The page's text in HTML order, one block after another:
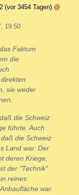
(vor 3454 Tagen) @
19:50
Faktum
die
sie weder
die Schweiz
führte. Auch
die Schweiz
Land war. Der
deren Kriege,
der "Technik"
reines
war.